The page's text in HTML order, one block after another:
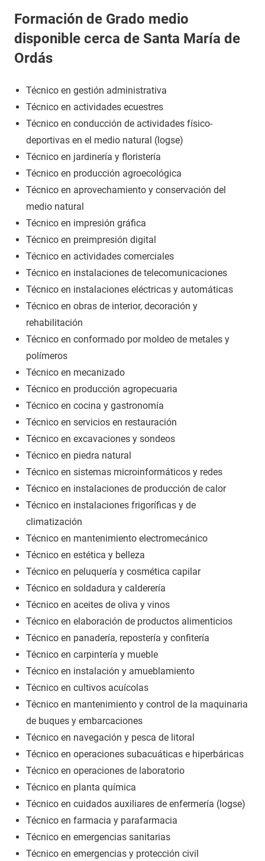
Formación de Grado medio
disponible cerca de Santa María de
Ordás
Técnico en gestión administrativa
Técnico en actividades ecuestres
Técnico en conducción de actividades físico-
deportivas en el medio natural (logse)
Técnico en jardinería y floristería
Técnico en producción agroecológica
Técnico en aprovechamiento y conservación del
medio natural
Técnico en impresión gráfica
Técnico en preimpresión digital
Técnico en actividades comerciales
Técnico en instalaciones de telecomunicaciones
Técnico en instalaciones eléctricas y automáticas
Técnico en obras de interior, decoración y
rehabilitación
Técnico en conformado por moldeo de metales y
polímeros
Técnico en mecanizado
Técnico en producción agropecuaria
Técnico en cocina y gastronomía
Técnico en servicios en restauración
Técnico en excavaciones y sondeos
Técnico en piedra natural
Técnico en sistemas microinformáticos y redes
Técnico en instalaciones de producción de calor
Técnico en instalaciones frigoríficas y de
climatización
Técnico en mantenimiento electromecánico
Técnico en estética y belleza
Técnico en peluquería y cosmética capilar
Técnico en soldadura y calderería
Técnico en aceites de oliva y vinos
Técnico en elaboración de productos alimenticios
Técnico en panadería, repostería y confitería
Técnico en carpintería y mueble
Técnico en instalación y amueblamiento
Técnico en cultivos acuícolas
Técnico en mantenimiento y control de la maquinaria
de buques y embarcaciones
Técnico en navegación y pesca de litoral
Técnico en operaciones subacuáticas e hiperbáricas
Técnico en operaciones de laboratorio
Técnico en planta química
Técnico en cuidados auxiliares de enfermería (logse)
Técnico en farmacia y parafarmacia
Técnico en emergencias sanitarias
Técnico en emergencias y protección civil